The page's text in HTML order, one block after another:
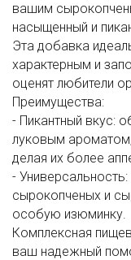
вашим
насыщенный и
Эта добавка
характерным и
оценят любители
Преимущества:
- Пикантный вкус:
луковым
делая их более
-
сырокопченых и
особую изюминку.
Комплексная
ваш надежный